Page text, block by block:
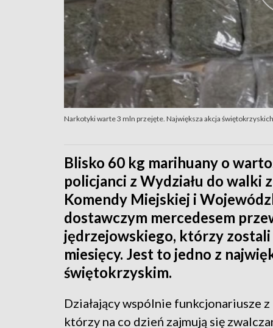
Narkotyki warte 3 mln przejęte. Największa akcja
Blisko 60 kg marihuany o
policjanci z Wydziału do walki
Komendy Miejskiej i
dostawczym mercedesem
jędrzejowskiego, którzy
miesięcy. Jest to jedno z
świętokrzyskim.
Działający wspólnie funkcjonariusze
którzy na co dzień zajmują się